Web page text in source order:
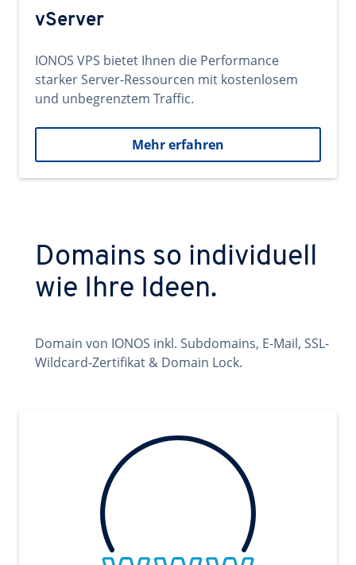
vServer
IONOS VPS bietet Ihnen die Performance
starker Server-Ressourcen mit kostenlosem
und unbegrenztem Traffic.
Mehr erfahren
Domains so individuell
wie Ihre Ideen.
Domain von IONOS inkl. Subdomains, E-Mail, SSL-
Wildcard-Zertifikat & Domain Lock.